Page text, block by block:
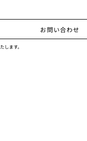
お問い合わせ
します。